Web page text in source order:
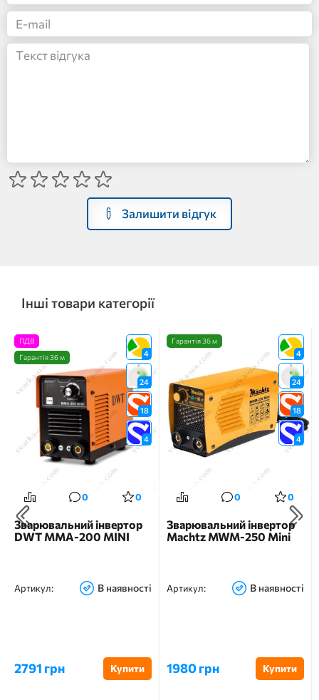
Залишити відгук
Інші товари категорії
4
24
18
4
ПДВ
Гарантія 36 м
0 0
Зварювальний інвертор
DWT MMA-200 MINI
Артикул: В наявності
2791 грн Купити
4
24
18
4
Гарантія 36 м
0 0
Зварювальний інвертор
Machtz MWM-250 Mini
Артикул: В наявності
1980 грн Купити